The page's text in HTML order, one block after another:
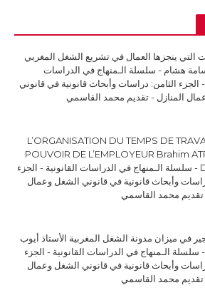
التي ينجزها العمال في تشريع الشغل المغربي
هشام - سلسلة الـمنهاج في الدراسات
- الجزء الثامن: دراسات وأبحاث قانونية في قانوني
المنازل - تقديم محمد القاسمي
L’ORGANISATION DU TEMPS DE
POUVOIR DE L’EMPLOYEUR Brahim
Docteur - سلسلة الـمنهاج في الدراسات القانونية - الجزء
وأبحاث قانونية في قانوني الشغل وعمال
تقديم محمد القاسمي
في ميزان مدونة الشغل المغربية الأستاذ أيوب
- سلسلة الـمنهاج في الدراسات القانونية - الجزء
وأبحاث قانونية في قانوني الشغل وعمال
تقديم محمد القاسمي